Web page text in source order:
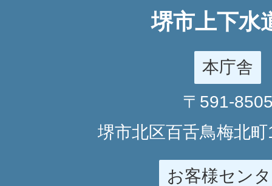
堺市上下水
本庁舎
〒591-
堺市北区百舌鳥梅北
お客様セン